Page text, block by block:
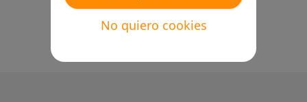
←
No quiero cookies